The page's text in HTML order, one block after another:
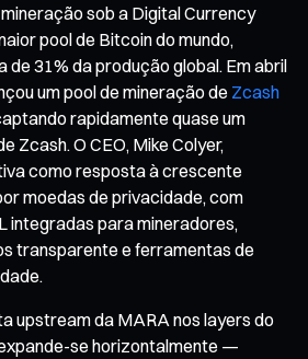
sob a Digital Currency
pool de Bitcoin do mundo,
31% da produção global. Em abril
um pool de mineração de Zcash
rapidamente quase um
Zcash. O CEO, Mike Colyer,
como resposta à crescente
moedas de privacidade, com
integradas para mineradores,
transparente e ferramentas de
upstream da MARA nos layers do
se horizontalmente —